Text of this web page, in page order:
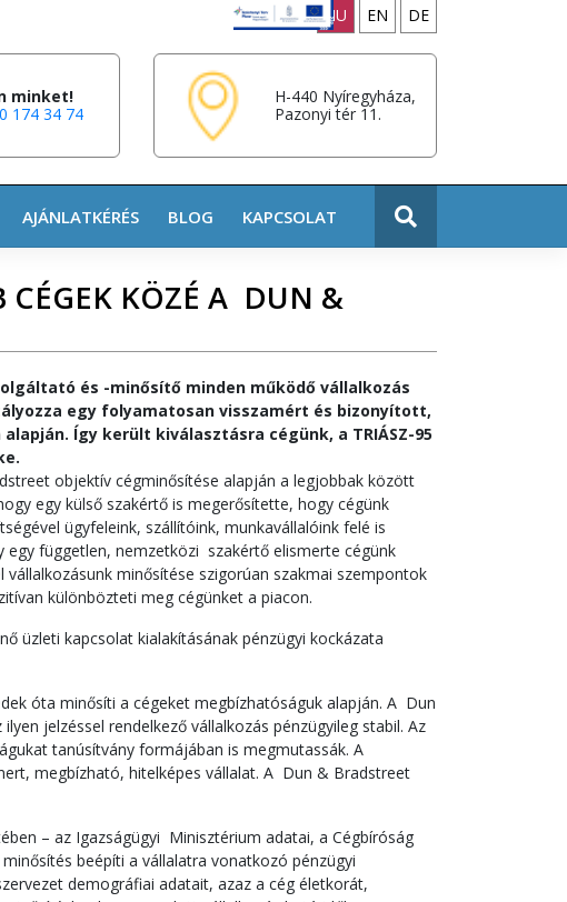
HU EN DE
minket!
174 34 74
H-440 Nyíregyháza,
Pazonyi tér 11.
AJÁNLATKÉRÉS BLOG KAPCSOLAT
CÉGEK KÖZÉ A DUN &
és -minősítő minden működő vállalkozás
egy folyamatosan visszamért és bizonyított,
Így került kiválasztásra cégünk, a TRIÁSZ-95
objektív cégminősítése alapján a legjobbak között
egy külső szakértő is megerősítette, hogy cégünk
ügyfeleink, szállítóink, munkavállalóink felé is
független, nemzetközi szakértő elismerte cégünk
minősítése szigorúan szakmai szempontok
különbözteti meg cégünket a piacon.
üzleti kapcsolat kialakításának pénzügyi kockázata
óta minősíti a cégeket megbízhatóságuk alapján. A Dun
jelzéssel rendelkező vállalkozás pénzügyileg stabil. Az
tanúsítvány formájában is megmutassák. A
megbízható, hitelképes vállalat. A Dun & Bradstreet
– az Igazságügyi Minisztérium adatai, a Cégbíróság
beépíti a vállalatra vonatkozó pénzügyi
demográfiai adatait, azaz a cég életkorát,